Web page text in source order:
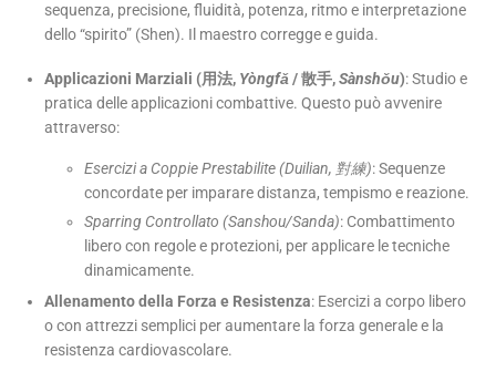
sequenza, precisione, fluidità, potenza, ritmo e interpretazione
dello “spirito” (Shen). Il maestro corregge e guida.
Applicazioni Marziali (用法, Yòngfǎ/ 散手,Sànshǒu): Studio e
pratica delle applicazioni combattive. Questo può avvenire
attraverso:
Esercizi a Coppie Prestabilite (Duilian, 對練): Sequenze
concordate per imparare distanza, tempismo e reazione.
Sparring Controllato (Sanshou/Sanda): Combattimento
libero con regole e protezioni, per applicare le tecniche
dinamicamente.
Allenamento della Forza e Resistenza: Esercizi a corpo libero
o con attrezzi semplici per aumentare la forza generale e la
resistenza cardiovascolare.